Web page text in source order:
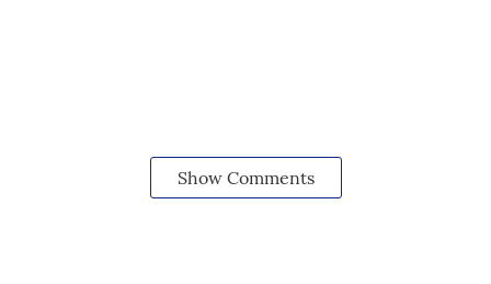
Show Comments